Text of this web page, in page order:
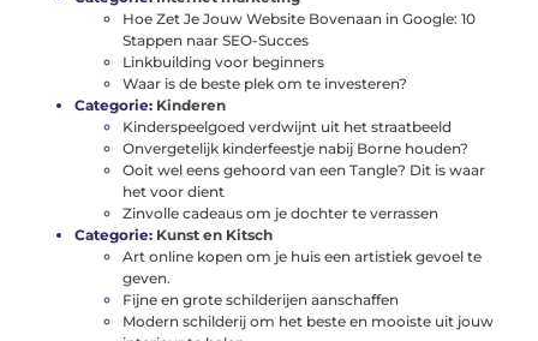
Hoe Zet Je Jouw Website Bovenaan in Google: 10
Stappen naar SEO-Succes
Linkbuilding voor beginners
Waar is de beste plek om te investeren?
Categorie: Kinderen
Kinderspeelgoed verdwijnt uit het straatbeeld
Onvergetelijk kinderfeestje nabij Borne houden?
Ooit wel eens gehoord van een Tangle? Dit is waar
het voor dient
Zinvolle cadeaus om je dochter te verrassen
Categorie: Kunst en Kitsch
Art online kopen om je huis een artistiek gevoel te
geven.
Fijne en grote schilderijen aanschaffen
Modern schilderij om het beste en mooiste uit jouw